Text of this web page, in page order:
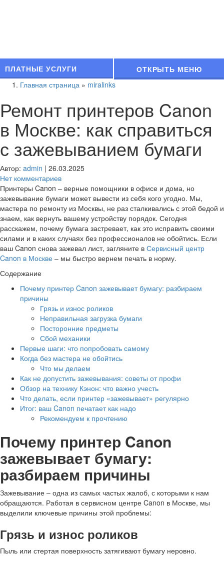
ОТКРЫТЬ МЕНЮ
ПЛАТНЫЕ УСЛУГИ
Главная страница » miralinks
Ремонт принтеров Canon
в Москве: как справиться
с зажевыванием бумаги
Автор: admin | 26.03.2025
Нет комментариев
Принтеры Canon – верные помощники в офисе и дома, но
зажевывание бумаги может вывести из себя кого угодно. Мы,
мастера по ремонту из Москвы, не раз сталкивались с этой бедой и
знаем, как вернуть вашему устройству порядок. Сегодня
расскажем, почему бумага застревает, как это исправить своими
силами и в каких случаях без профессионалов не обойтись. Если
ваш Canon снова зажевал лист, загляните в Сервисный центр
Canon в Москве – мы быстро вернем печать в норму.
Содержание
Почему принтер Canon зажевывает бумагу: разбираем
причины
Грязь и износ роликов
Неправильная загрузка бумаги
Посторонние предметы
Сбой механики
Первые шаги: что попробовать самому
Когда без мастера не обойтись
Что мы делаем
Как не допустить зажевывания: советы от профи
Обзор на технику Кэнон: что важно учесть
Что делать, если принтер «зажевывает» регулярно
Итог: ваш Canon печатает как надо
Рекомендуем к прочтению
Почему принтер Canon
зажевывает бумагу:
разбираем причины
Зажевывание – одна из самых частых жалоб, с которыми к нам
обращаются. Работая в сервисном центре Canon в Москве, мы
выделили ключевые причины этой проблемы:
Грязь и износ роликов
Пыль или стертая поверхность затягивают бумагу неровно.